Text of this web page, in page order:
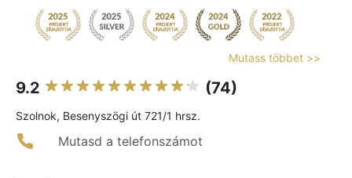
Mutass többet >>
9.2 (74)
Szolnok, Besenyszögi út 721/1 hrsz.
Mutasd a telefonszámot